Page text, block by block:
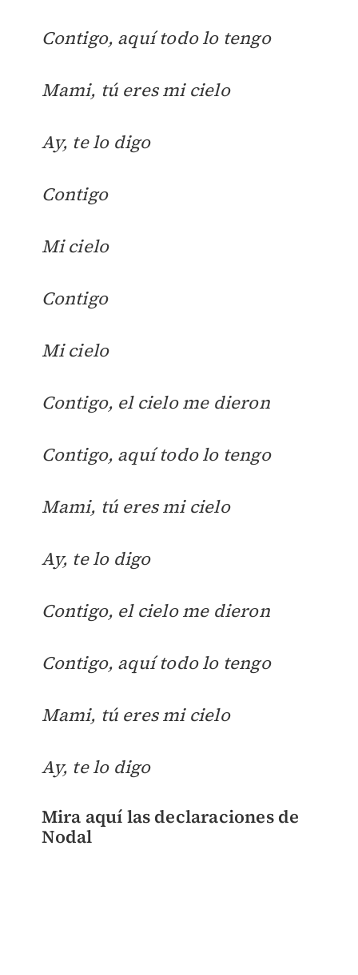
Contigo, aquí todo lo tengo
Mami, tú eres mi cielo
Ay, te lo digo
Contigo
Mi cielo
Contigo
Mi cielo
Contigo, el cielo me dieron
Contigo, aquí todo lo tengo
Mami, tú eres mi cielo
Ay, te lo digo
Contigo, el cielo me dieron
Contigo, aquí todo lo tengo
Mami, tú eres mi cielo
Ay, te lo digo
Mira aquí las declaraciones de
Nodal